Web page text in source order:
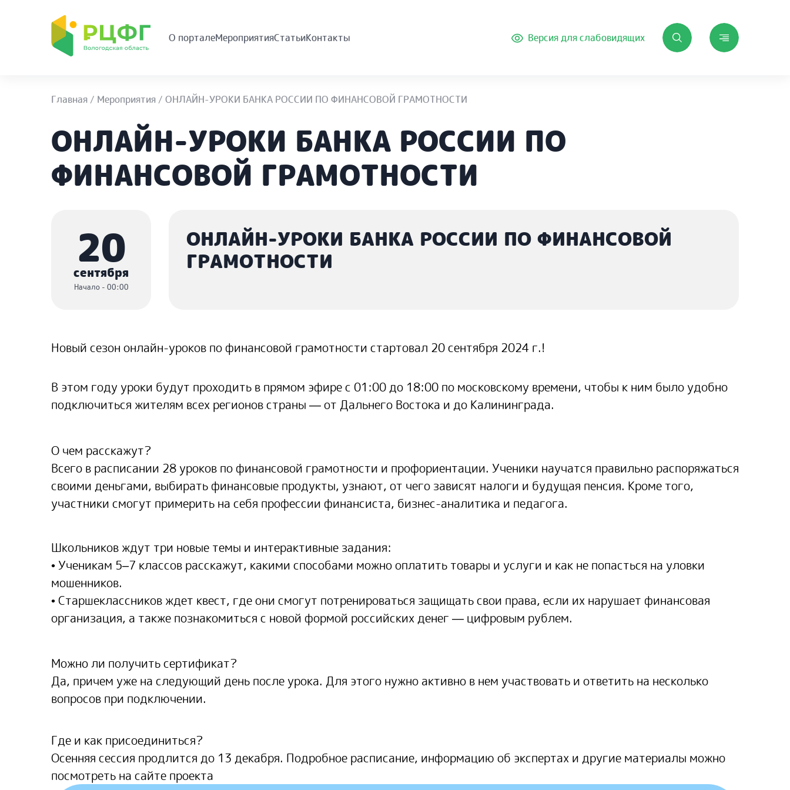
О порталеМероприятияСтатьиКонтакты Версия для слабовидящих
Главная / Мероприятия / ОНЛАЙН-УРОКИ БАНКА РОССИИ ПО ФИНАНСОВОЙ ГРАМОТНОСТИ
ОНЛАЙН-УРОКИ БАНКА РОССИИ ПО
ФИНАНСОВОЙ ГРАМОТНОСТИ
20
сентября
Начало - 00:00
ОНЛАЙН-УРОКИ БАНКА РОССИИ ПО ФИНАНСОВОЙ
ГРАМОТНОСТИ
Новый сезон онлайн-уроков по финансовой грамотности стартовал 20 сентября 2024 г.!
В этом году уроки будут проходить в прямом эфире с 01:00 до 18:00 по московскому времени, чтобы к ним было удобно
подключиться жителям всех регионов страны — от Дальнего Востока и до Калининграда.
О чем расскажут?
Всего в расписании 28 уроков по финансовой грамотности и профориентации. Ученики научатся правильно распоряжаться
своими деньгами, выбирать финансовые продукты, узнают, от чего зависят налоги и будущая пенсия. Кроме того,
участники смогут примерить на себя профессии финансиста, бизнес-аналитика и педагога.
Школьников ждут три новые темы и интерактивные задания:
• Ученикам 5–7 классов расскажут, какими способами можно оплатить товары и услуги и как не попасться на уловки
мошенников.
• Старшеклассников ждет квест, где они смогут потренироваться защищать свои права, если их нарушает финансовая
организация, а также познакомиться с новой формой российских денег — цифровым рублем.
Можно ли получить сертификат?
Да, причем уже на следующий день после урока. Для этого нужно активно в нем участвовать и ответить на несколько
вопросов при подключении.
Где и как присоединиться?
Осенняя сессия продлится до 13 декабря. Подробное расписание, информацию об экспертах и другие материалы можно
посмотреть на сайте проекта